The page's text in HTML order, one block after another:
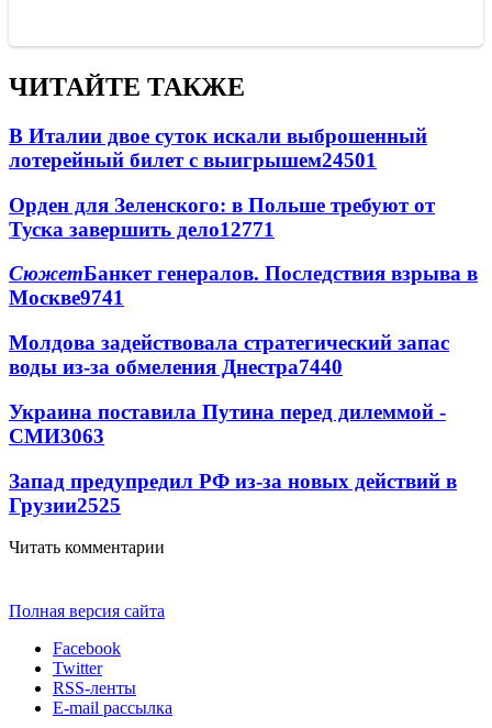
ЧИТАЙТЕ ТАКЖЕ
В Италии двое суток искали выброшенный
лотерейный билет с выигрышем24501
Орден для Зеленского: в Польше требуют от
Туска завершить дело12771
СюжетБанкет генералов. Последствия взрыва в
Москве9741
Молдова задействовала стратегический запас
воды из-за обмеления Днестра7440
Украина поставила Путина перед дилеммой -
СМИ3063
Запад предупредил РФ из-за новых действий в
Грузии2525
Читать комментарии
Полная версия сайта
Facebook
Twitter
RSS-ленты
E-mail рассылка